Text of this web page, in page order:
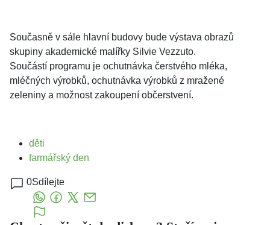
Současně v sále hlavní budovy bude výstava obrazů
skupiny akademické malířky Silvie Vezzuto.
Součástí programu je ochutnávka čerstvého mléka,
mléčných výrobků, ochutnávka výrobků z mražené
zeleniny a možnost zakoupení občerstvení.
děti
farmářský den
0Sdílejte